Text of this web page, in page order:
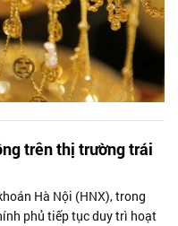
trên thị trường trái
Hà Nội (HNX), trong
phủ tiếp tục duy trì hoạt